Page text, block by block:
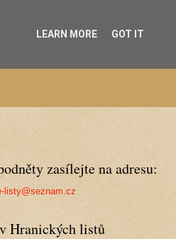
zasílejte na adresu:
listy@seznam.cz
Hranických listů
LEARN MORE GOT IT